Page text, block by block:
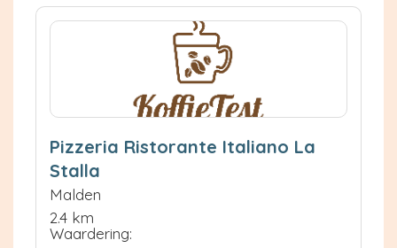
Pizzeria Ristorante Italiano La
Stalla
Malden
2.4 km
Waardering: